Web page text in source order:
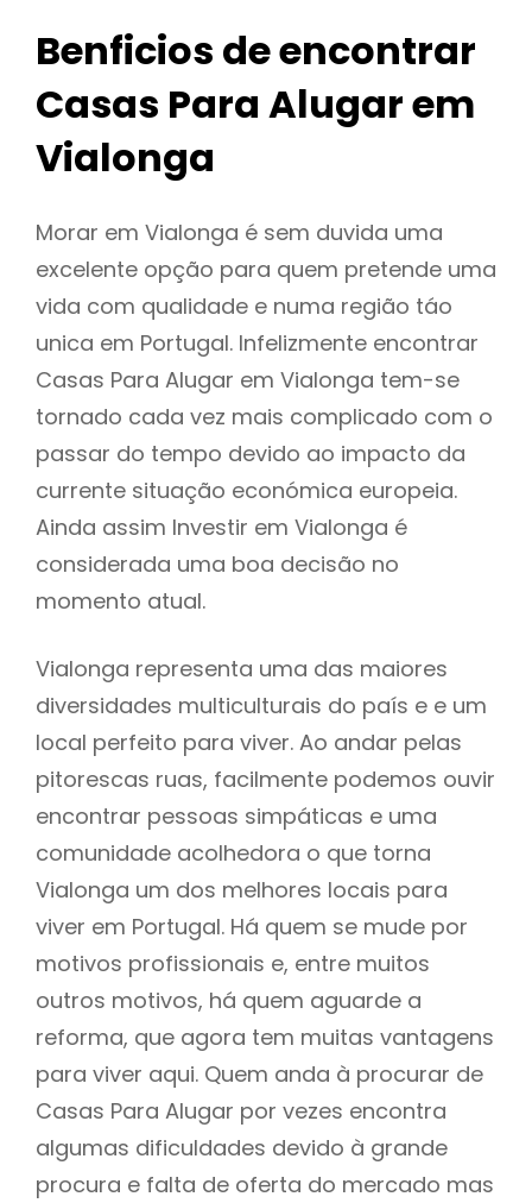
Benficios de encontrar
Casas Para Alugar em
Vialonga
Morar em Vialonga é sem duvida uma
excelente opção para quem pretende uma
vida com qualidade e numa região táo
unica em Portugal. Infelizmente encontrar
Casas Para Alugar em Vialonga tem-se
tornado cada vez mais complicado com o
passar do tempo devido ao impacto da
currente situação económica europeia.
Ainda assim Investir em Vialonga é
considerada uma boa decisão no
momento atual.
Vialonga representa uma das maiores
diversidades multiculturais do país e e um
local perfeito para viver. Ao andar pelas
pitorescas ruas, facilmente podemos ouvir
encontrar pessoas simpáticas e uma
comunidade acolhedora o que torna
Vialonga um dos melhores locais para
viver em Portugal. Há quem se mude por
motivos profissionais e, entre muitos
outros motivos, há quem aguarde a
reforma, que agora tem muitas vantagens
para viver aqui. Quem anda à procurar de
Casas Para Alugar por vezes encontra
algumas dificuldades devido à grande
procura e falta de oferta do mercado mas